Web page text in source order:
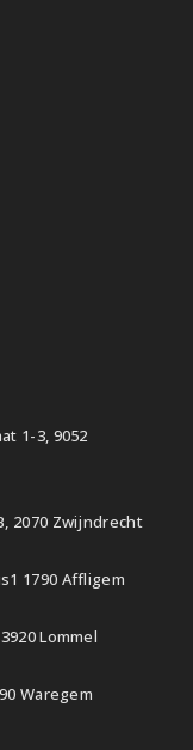
1-3, 9052
2070 Zwijndrecht
1790 Affligem
Lommel
Waregem